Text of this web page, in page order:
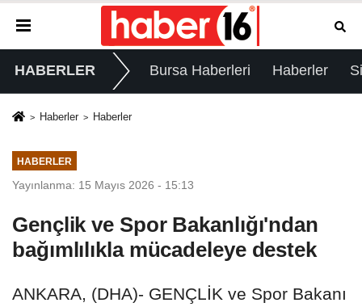
HABERLER Bursa Haberleri Haberler
Haberler Haberler
HABERLER
Yayınlanma: 15 Mayıs 2026 - 15:13
Gençlik ve Spor Bakanlığı'ndan
bağımlılıkla mücadeleye destek
ANKARA, (DHA)- GENÇLİK ve Spor Bakanı